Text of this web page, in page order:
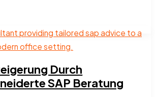
Durch
SAP Beratung